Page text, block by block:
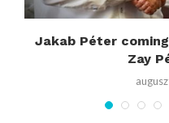
Jakab Péter
Zay